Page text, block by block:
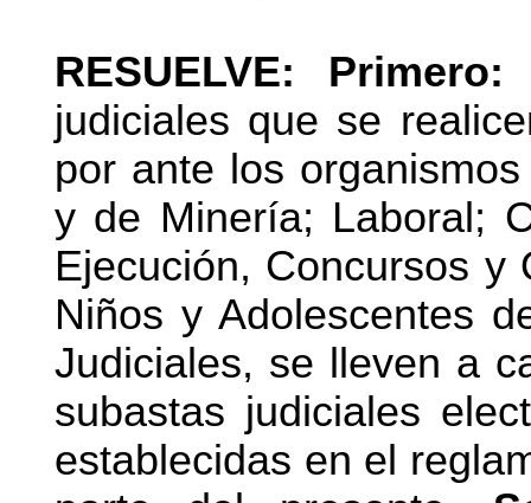
RESUELVE: Primero:
judiciales que se
por ante los
y de Minería; Laboral;
Ejecución, Concursos y
Niños y Adolescentes
Judiciales, se lleven a
subastas judiciales
establecidas en el